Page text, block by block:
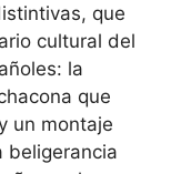
que
cultural del
la
que
un montaje
beligerancia